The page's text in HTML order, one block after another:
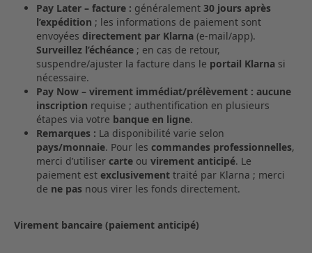
Pay Later – facture : généralement 30 jours après
l’expédition ; les informations de paiement sont
envoyées directement par Klarna (e‑mail/app).
Surveillez l’échéance ; en cas de retour,
suspendre/ajuster la facture dans le portail Klarna si
nécessaire.
Pay Now – virement immédiat/prélèvement : aucune
inscription requise ; authentification en plusieurs
étapes via votre banque en ligne.
Remarques : La disponibilité varie selon
pays/monnaie. Pour les commandes professionnelles,
merci d’utiliser carte ou virement anticipé. Le
paiement est exclusivement traité par Klarna ; merci
de ne pas nous virer les fonds directement.
Virement bancaire (paiement anticipé)